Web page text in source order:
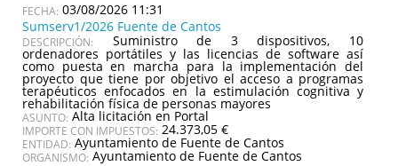
03/08/2026 11:31
Sumserv1/2026 Fuente de Cantos
DESCRIPCIÓN: Suministro de 3 dispositivos, 10
ordenadores portátiles y las licencias de software así
como puesta en marcha para la implementación del
proyecto que tiene por objetivo el acceso a programas
terapéuticos enfocados en la estimulación cognitiva y
rehabilitación física de personas mayores
ASUNTO: Alta licitación en Portal
IMPORTE CON IMPUESTOS: 24.373,05 €
ENTIDAD: Ayuntamiento de Fuente de Cantos
ORGANISMO: Ayuntamiento de Fuente de Cantos